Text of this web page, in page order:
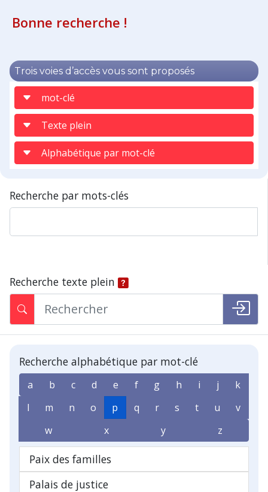
Bonne recherche !
Trois voies d’accès vous sont proposés
mot-clé
Texte plein
Alphabétique par mot-clé
Recherche par mots-clés
Recherche texte plein
Recherche alphabétique par mot-clé
a b c d e f g h i j
k
l
m n o p q r s t u
v
w
x y z
Paix des familles
Palais de justice